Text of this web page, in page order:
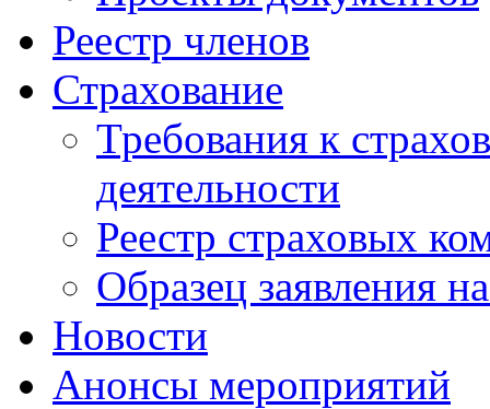
Реестр членов
Страхование
Требования к
деятельности
Реестр страховых
Образец заявления
Новости
Анонсы мероприятий